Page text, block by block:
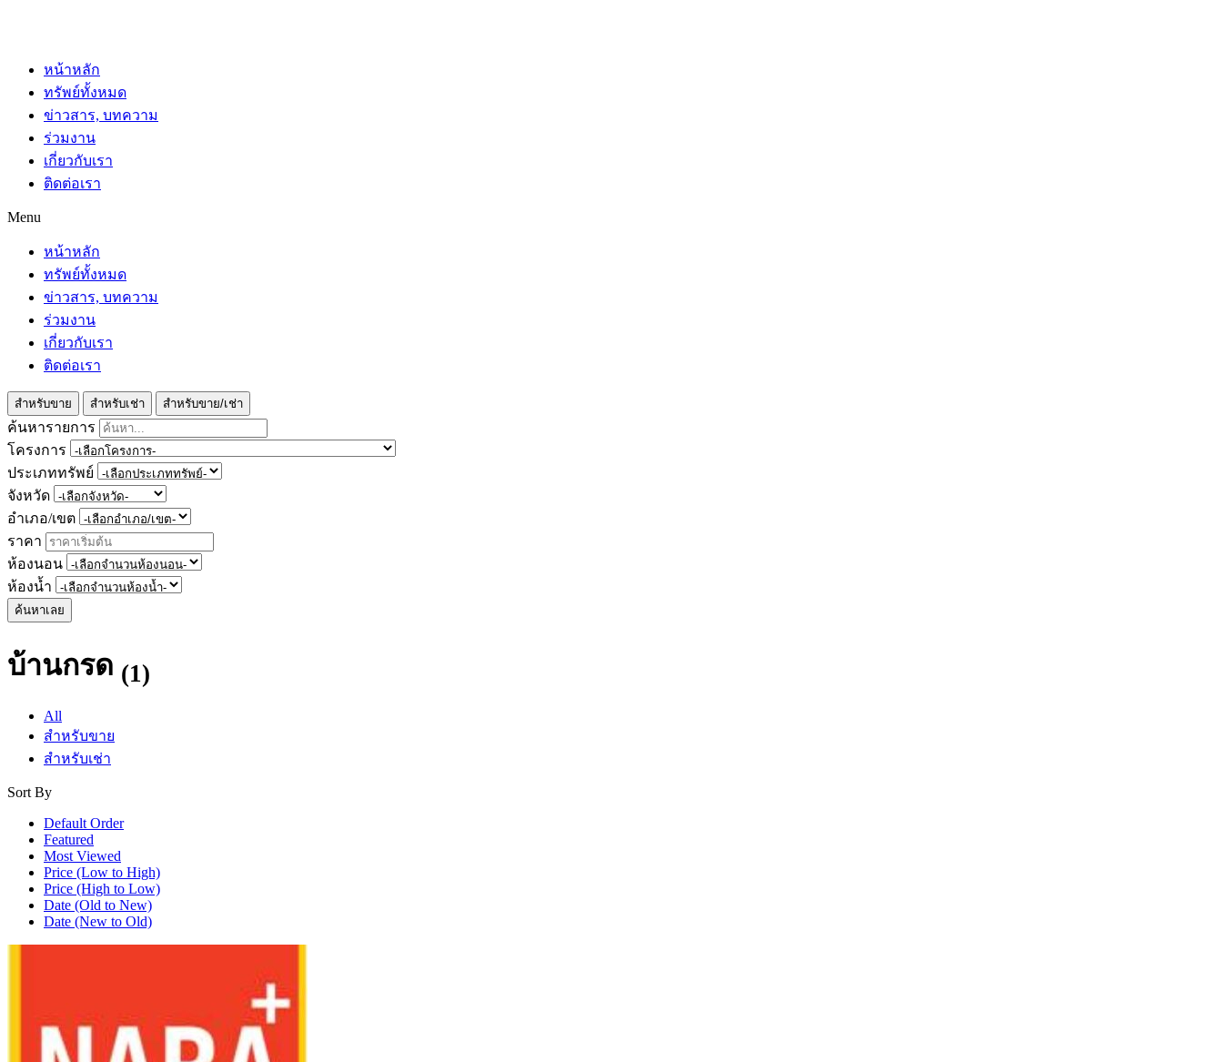
หน้าหลัก
ทรัพย์ทั้งหมด
ข่าวสาร, บทความ
ร่วมงาน
เกี่ยวกับเรา
ติดต่อเรา
Menu
หน้าหลัก
ทรัพย์ทั้งหมด
ข่าวสาร, บทความ
ร่วมงาน
เกี่ยวกับเรา
ติดต่อเรา
สำหรับขาย สำหรับเช่า สำหรับขาย/เช่า
ค้นหารายการ
โครงการ
ประเภททรัพย์
จังหวัด
อำเภอ/เขต
ราคา
ห้องนอน
ห้องน้ำ
ค้นหาเลย
บ้านกรด (1)
All
สำหรับขาย
สำหรับเช่า
Sort By
Default Order
Featured
Most Viewed
Price (Low to High)
Price (High to Low)
Date (Old to New)
Date (New to Old)